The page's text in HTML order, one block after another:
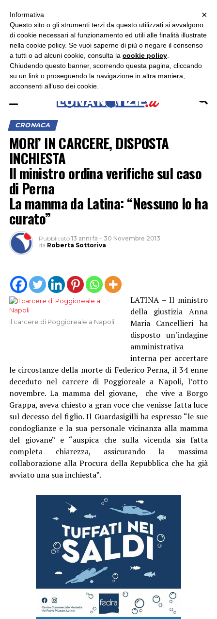
ASCOLTA RADIO LUNA
CRONACA
MORI’ IN CARCERE, DISPOSTA
INCHIESTA
Il ministro ordina verifiche sul caso
di Perna
La mamma da Latina: “Nessuno lo ha
curato”
Pubblicato 13 anni fa – 30 Novembre 2013
da Roberta Sottoriva
Il carcere di Poggioreale a Napoli
LATINA – Il ministro
della giustizia Anna
Maria Cancellieri ha
disposto un’indagine
amministrativa
interna per accertare
le circostanze della morte di Federico Perna, il 34 enne
deceduto nel carcere di Poggioreale a Napoli, l’otto
novembre. La mamma del giovane, che vive a Borgo
Grappa, aveva chiesto a gran voce che venisse fatta luce
sul decesso del figlio. Il Guardasigilli ha espresso “le sue
condoglianze e la sua personale vicinanza alla mamma
del giovane” e “auspica che sulla vicenda sia fatta
completa chiarezza, assicurando la massima
collaborazione alla Procura della Repubblica che ha già
avviato una sua inchiesta”.
×
×
Informativa
Questo sito o gli strumenti terzi da questo utilizzati si avvalgono
di cookie necessari al funzionamento ed utili alle finalità illustrate
nella cookie policy. Se vuoi saperne di più o negare il consenso
a tutti o ad alcuni cookie, consulta la cookie policy
Chiudendo questo banner, scorrendo questa pagina, cliccando
su un link o proseguendo la navigazione in altra maniera,
acconsenti all’uso dei cookie.